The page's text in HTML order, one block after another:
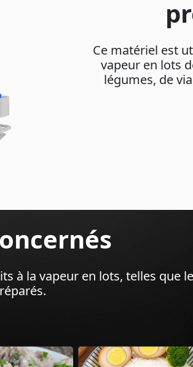
Ce matériel est
vapeur en lots
légumes, de
à la vapeur en lots, telles que